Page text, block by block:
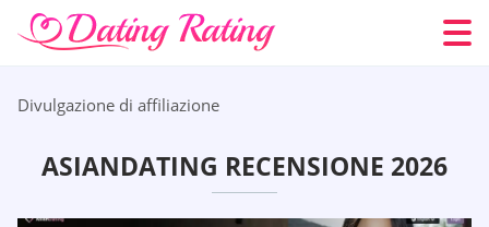
Divulgazione di affiliazione
ASIANDATING RECENSIONE 2026